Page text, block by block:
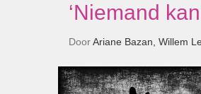
‘Niemand
DoorAriane Bazan, Willem